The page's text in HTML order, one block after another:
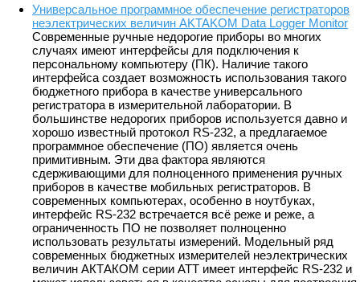
Универсальное программное обеспечение регистраторов
неэлектрических величин AKTAKOM Data Logger Monitor
Современные ручные недорогие приборы во многих
случаях имеют интерфейсы для подключения к
персональному компьютеру (ПК). Наличие такого
интерфейса создает возможность использования такого
бюджетного прибора в качестве универсального
регистратора в измерительной лаборатории. В
большинстве недорогих приборов используется давно и
хорошо известный протокол RS-232, а предлагаемое
программное обеспечение (ПО) является очень
примитивным. Эти два фактора являются
сдерживающими для полноценного применения ручных
приборов в качестве мобильных регистраторов. В
современных компьютерах, особенно в ноутбуках,
интерфейс RS-232 встречается всё реже и реже, а
ограниченность ПО не позволяет полноценно
использовать результаты измерений. Модельный ряд
современных бюджетных измерителей неэлектрических
величин АКТАКОМ серии ATT имеет интерфейс RS-232 и